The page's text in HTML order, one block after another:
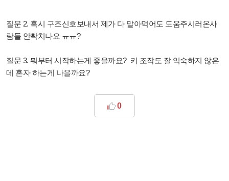
질문 2. 혹시 구조신호보내서 제가 다 말아먹어도 도움주시러온사
람들 안빡치나요 ㅠㅠ?
질문 3. 뭐부터 시작하는게 좋을까요? 키 조작도 잘 익숙하지 않은
데 혼자 하는게 나을까요?
0